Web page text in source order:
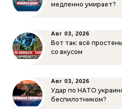
медленно умирает?
Авг 03, 2026
Вот так: всё
со вкусом
Авг 03, 2026
Удар по НАТО
беспилотником?